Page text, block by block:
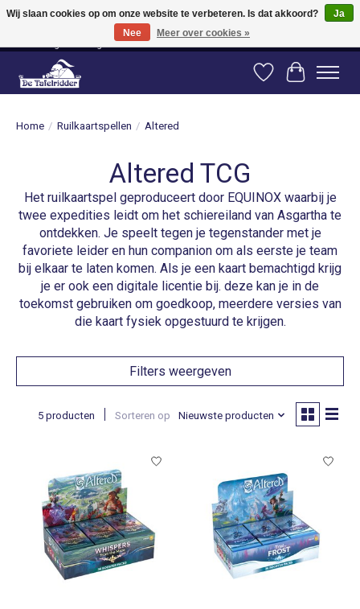
Vanaf 80 euro gratis verzending binnen Nederland! Vanaf 100 euro gratis
verzending naar België en Duitsland!
Verlanglijst
Home / Ruilkaartspellen / Altered
Altered TCG
Het ruilkaartspel geproduceert door EQUINOX waarbij je
twee expedities leidt om het schiereiland van Asgartha te
ontdekken. Je speelt tegen je tegenstander met je
favoriete leider en hun companion om als eerste je team
bij elkaar te laten komen. Als je een kaart bemachtigd krijg
je er ook een digitale licentie bij. deze kan je in de
toekomst gebruiken om goedkoop, meerdere versies van
die kaart fysiek opgestuurd te krijgen.
Filters weergeven
5 producten Sorteren op Nieuwste producten
Wij slaan cookies op om onze website te verbeteren. Is dat akkoord?
Ja
Nee
Meer over cookies »